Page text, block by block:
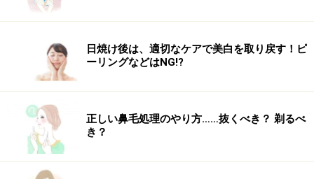
腹筋の縦線の作り方2：お尻を左右に上げ下
ろし「ヒップリフトスウィング」
続いて、少ない回数でも腹筋全体に高い負荷をかける
「ヒップリフトスウィング」です。腹筋の縦線部分の
「腹直筋」だけでなく、くびれ部分の「腹斜筋」も刺激
できるのでボディラインを整えるのにもってこい。まず
日焼け後は、適切なケアで美白を取り戻す！ピ
ーリングなどはNG!?
正しい鼻毛処理のやり方……抜くべき？ 剃るべ
き？